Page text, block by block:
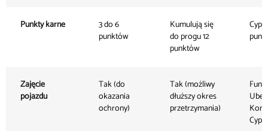
Punkty karne
3 do 6
punktów
Kumulują się
do progu 12
punktów
Zajęcie
pojazdu
Tak (do
okazania
ochrony)
Tak (możliwy
dłuższy okres
przetrzymania)